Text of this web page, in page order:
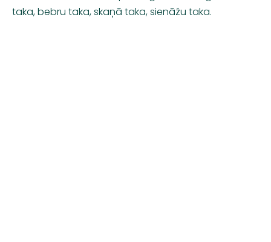
taka, bebru taka, skaņā taka, sienāžu taka.